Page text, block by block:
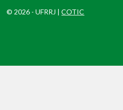
© 2026 - UFRRJ |COTIC